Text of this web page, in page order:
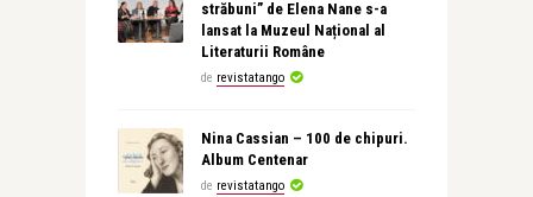
străbuni” de Elena Nane s-a
lansat la Muzeul Național al
Literaturii Române
de revistatango
Nina Cassian – 100 de chipuri.
Album Centenar
de revistatango